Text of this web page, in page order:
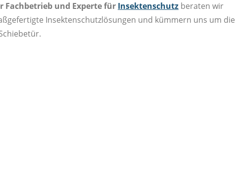
Fachbetrieb und Experte für Insektenschutz beraten wir
Insektenschutzlösungen und kümmern uns um die